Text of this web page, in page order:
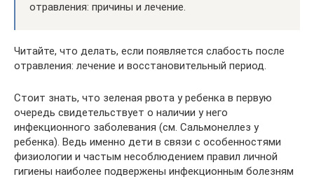
отравления: причины и лечение.
Читайте, что делать, если появляется слабость после
отравления: лечение и восстановительный период.
Стоит знать, что зеленая рвота у ребенка в первую
очередь свидетельствует о наличии у него
инфекционного заболевания (см. Сальмонеллез у
ребенка). Ведь именно дети в связи с особенностями
физиологии и частым несоблюдением правил личной
гигиены наиболее подвержены инфекционным болезням